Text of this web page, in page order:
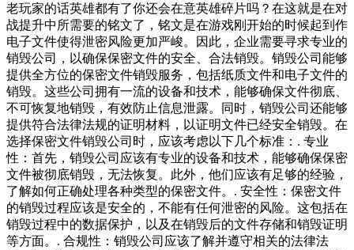
老玩家的话英雄都有了你还会在意英雄碎片吗？在这就是在对
战提升中所需要的铭文了，铭文是在游戏刚开始的时候起到作
电子文件使得泄密风险更加严峻。因此，企业需要寻求专业的
销毁公司，以确保保密文件的安全、合法销毁。销毁公司能够
提供全方位的保密文件销毁服务，包括纸质文件和电子文件的
销毁。这些公司拥有一流的设备和技术，能够确保文件彻底、
不可恢复地销毁，有效防止信息泄露。同时，销毁公司还能够
提供符合法律法规的证明材料，以证明文件已经安全销毁。在
选择保密文件销毁公司时，应该考虑以下几个标准：. 专业
性：首先，销毁公司应该有专业的设备和技术，能够确保保密
文件被彻底销毁，无法恢复。此外，他们应该有足够的经验，
了解如何正确处理各种类型的保密文件。. 安全性：保密文件
的销毁过程应该是安全的，不能有任何泄密的风险。这包括在
销毁过程中的数据保护，以及在销毁后的文件存储和销毁证明
等方面。. 合规性：销毁公司应该了解并遵守相关的法律法